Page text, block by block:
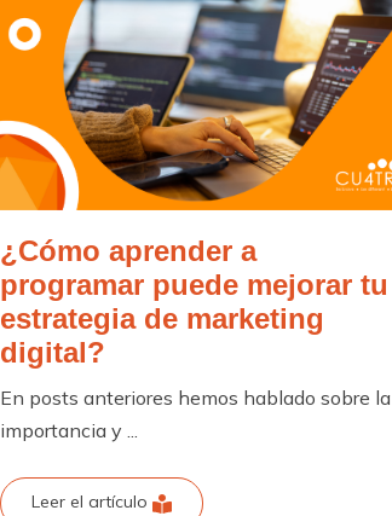
¿Cómo aprender a
programar puede mejorar tu
estrategia de marketing
digital?
En posts anteriores hemos hablado sobre la
importancia y ...
Leer el artículo